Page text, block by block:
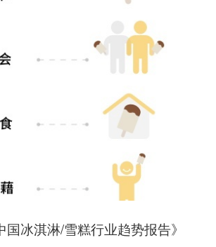
冰淇淋/雪糕行业趋势报告》